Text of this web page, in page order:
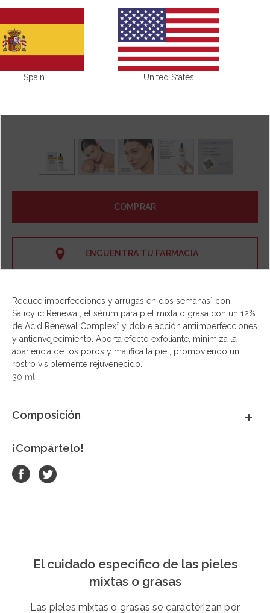
COMPRAR
ENCUENTRA TU FARMACIA
Reduce imperfecciones y arrugas en dos semanas¹ con
Salicylic Renewal, el sérum para piel mixta o grasa con un 12%
de Acid Renewal Complex² y doble acción antiimperfecciones
y antienvejecimiento. Aporta efecto exfoliante, minimiza la
apariencia de los poros y matifica la piel, promoviendo un
rostro visiblemente rejuvenecido.
30 ml
Composición
¡Compártelo!
El cuidado especifico de las pieles
mixtas o grasas
Las pieles mixtas o grasas se caracterizan por
Spain United States